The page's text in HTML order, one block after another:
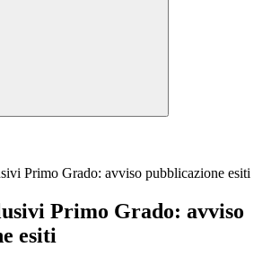
Primo Grado: avviso pubblicazione esiti
Primo Grado: avviso
esiti